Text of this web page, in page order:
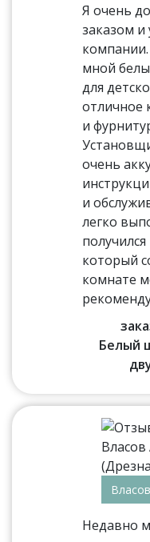
Я очень
заказом и
мной
для
отличное
и
очень
и
легко
который
комнате
Белый
Недавно